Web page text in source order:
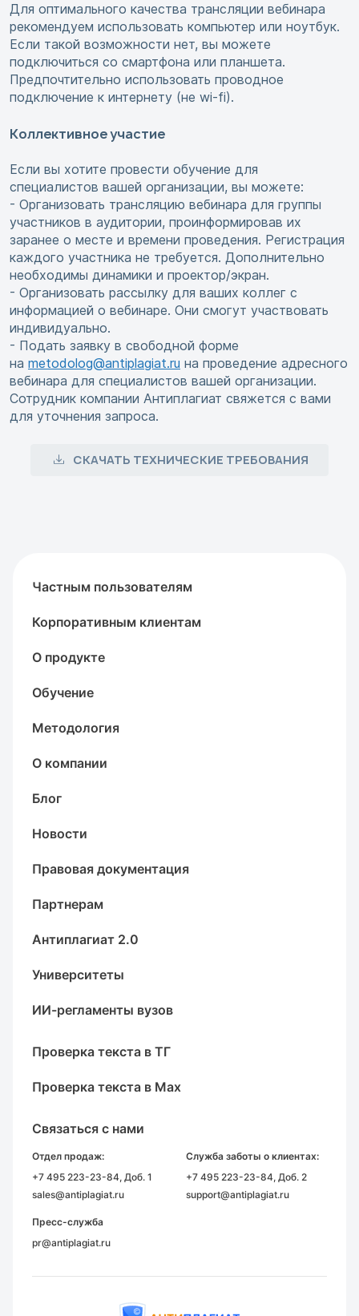
Для оптимального качества трансляции вебинара
рекомендуем использовать компьютер или ноутбук.
Если такой возможности нет, вы можете
подключиться со смартфона или планшета.
Предпочтительно использовать проводное
подключение к интернету (не wi-fi).
Коллективное участие
Если вы хотите провести обучение для
специалистов вашей организации, вы можете:
- Организовать трансляцию вебинара для группы
участников в аудитории, проинформировав их
заранее о месте и времени проведения. Регистрация
каждого участника не требуется. Дополнительно
необходимы динамики и проектор/экран.
- Организовать рассылку для ваших коллег с
информацией о вебинаре. Они смогут участвовать
индивидуально.
- Подать заявку в свободной форме
на metodolog@antiplagiat.ru на проведение адресного
вебинара для специалистов вашей организации.
Сотрудник компании Антиплагиат свяжется с вами
для уточнения запроса.
СКАЧАТЬ ТЕХНИЧЕСКИЕ ТРЕБОВАНИЯ
Частным пользователям
Корпоративным клиентам
О продукте
Обучение
Методология
О компании
Блог
Новости
Правовая документация
Партнерам
Антиплагиат 2.0
Университеты
ИИ-регламенты вузов
Проверка текста в ТГ
Проверка текста в Max
Связаться с нами
Отдел продаж:
+7 495 223-23-84, Доб. 1
sales@antiplagiat.ru
Служба заботы о клиентах:
+7 495 223-23-84, Доб. 2
support@antiplagiat.ru
Пресс-служба
pr@antiplagiat.ru